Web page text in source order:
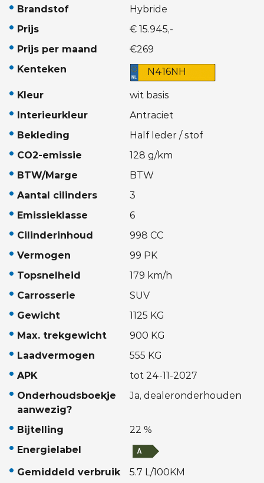
Brandstof
Hybride
Prijs
€ 15.945,-
Prijs per maand
€269
Kenteken
N416NH
Kleur
wit basis
Interieurkleur
Antraciet
Bekleding
Half leder / stof
CO2-emissie
128 g/km
BTW/Marge
BTW
Aantal cilinders
3
Emissieklasse
6
Cilinderinhoud
998 CC
Vermogen
99 PK
Topsnelheid
179 km/h
Carrosserie
SUV
Gewicht
1125 KG
Max. trekgewicht
900 KG
Laadvermogen
555 KG
APK
tot 24-11-2027
Onderhoudsboekje
aanwezig?
Ja, dealeronderhouden
Bijtelling
22 %
Energielabel
Gemiddeld verbruik
5.7 L/100KM